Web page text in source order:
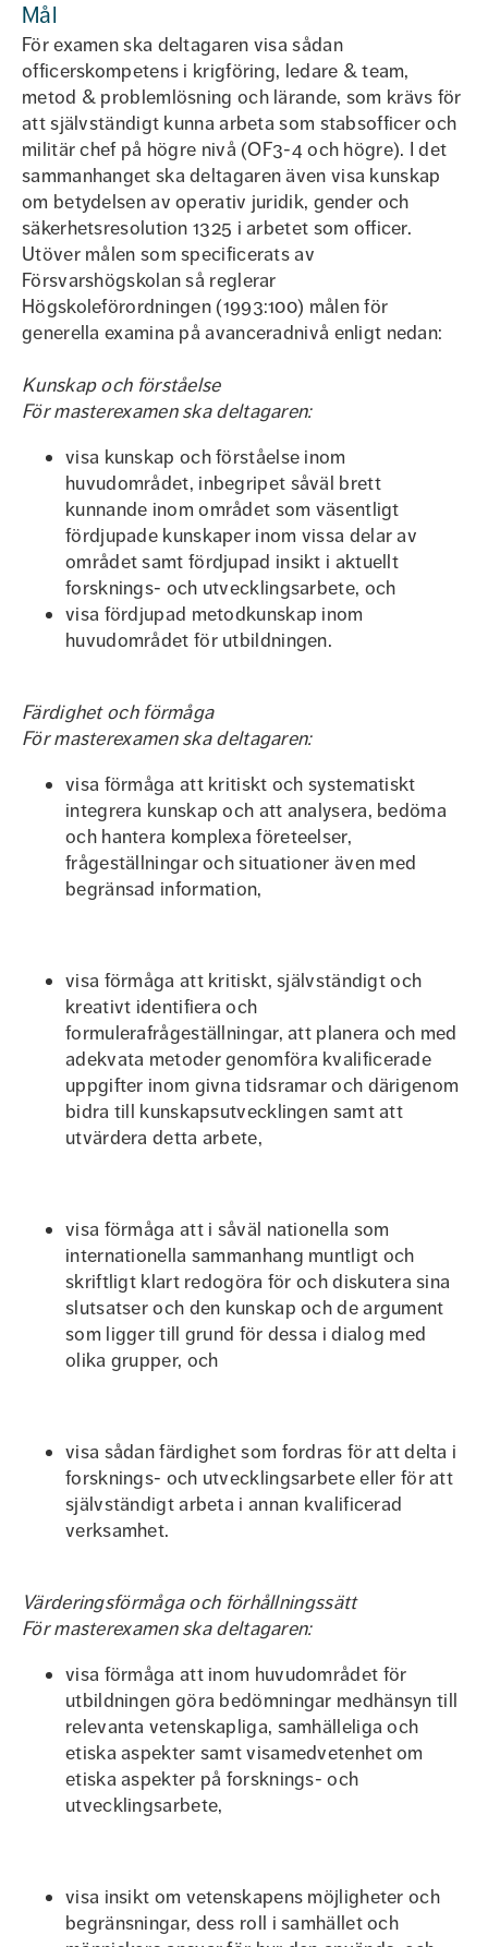
Mål
För examen ska deltagaren visa sådan
officerskompetens i krigföring, ledare & team,
metod & problemlösning och lärande, som krävs för
att självständigt kunna arbeta som stabsofficer och
militär chef på högre nivå (OF3-4 och högre). I det
sammanhanget ska deltagaren även visa kunskap
om betydelsen av operativ juridik, gender och
säkerhetsresolution 1325 i arbetet som officer.
Utöver målen som specificerats av
Försvarshögskolan så reglerar
Högskoleförordningen (1993:100) målen för
generella examina på avanceradnivå enligt nedan:
Kunskap och förståelse
För masterexamen ska deltagaren:
visa kunskap och förståelse inom
huvudområdet, inbegripet såväl brett
kunnande inom området som väsentligt
fördjupade kunskaper inom vissa delar av
området samt fördjupad insikt i aktuellt
forsknings- och utvecklingsarbete, och
visa fördjupad metodkunskap inom
huvudområdet för utbildningen.
Färdighet och förmåga
För masterexamen ska deltagaren:
visa förmåga att kritiskt och systematiskt
integrera kunskap och att analysera, bedöma
och hantera komplexa företeelser,
frågeställningar och situationer även med
begränsad information,
visa förmåga att kritiskt, självständigt och
kreativt identifiera och
formulerafrågeställningar, att planera och med
adekvata metoder genomföra kvalificerade
uppgifter inom givna tidsramar och därigenom
bidra till kunskapsutvecklingen samt att
utvärdera detta arbete,
visa förmåga att i såväl nationella som
internationella sammanhang muntligt och
skriftligt klart redogöra för och diskutera sina
slutsatser och den kunskap och de argument
som ligger till grund för dessa i dialog med
olika grupper, och
visa sådan färdighet som fordras för att delta i
forsknings- och utvecklingsarbete eller för att
självständigt arbeta i annan kvalificerad
verksamhet.
Värderingsförmåga och förhållningssätt
För masterexamen ska deltagaren:
visa förmåga att inom huvudområdet för
utbildningen göra bedömningar medhänsyn till
relevanta vetenskapliga, samhälleliga och
etiska aspekter samt visamedvetenhet om
etiska aspekter på forsknings- och
utvecklingsarbete,
visa insikt om vetenskapens möjligheter och
begränsningar, dess roll i samhället och